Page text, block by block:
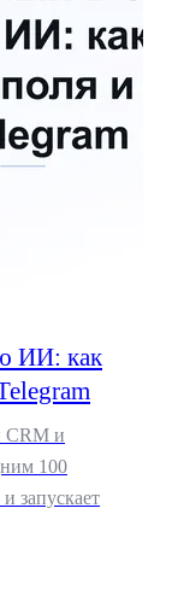
ИИ: как
CRM и
100
запускает